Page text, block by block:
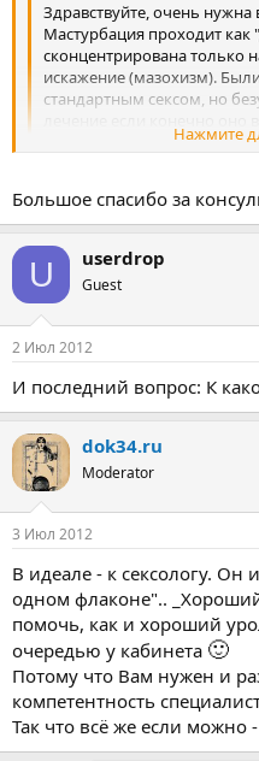
Здравствуйте, очень
Мастурбация проходит как
сконцентрирована только
искажение (мазохизм).
стандартным сексом, но
Нажмите
мастурбацию (часто это
прикосновение к пенису, или
особенность. И затем -
проблемы и её последствий..
Попытка "в виде ритуала"
"излечиться" - не очень
сидит пока другой стереотип.
Нажмите
Большое спасибо за
U userdrop
Guest
2 Июл 2012
И последний вопрос: К
dok34.ru
Moderator
3 Июл 2012
В идеале - к сексологу. Он
одном флаконе"..
помочь, как и хороший
очередью у кабинета 🙂
Потому что Вам нужен и
компетентность
Так что всё же если можно -